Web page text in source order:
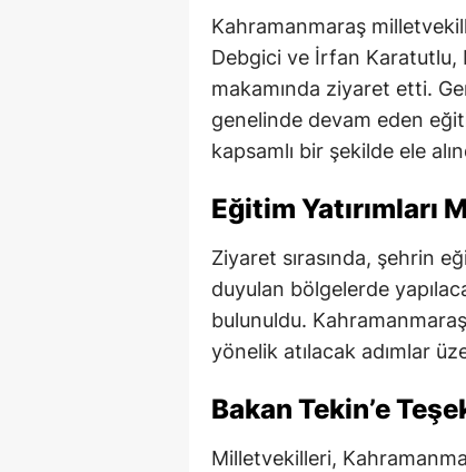
Kahramanmaraş
Debgici ve İrfan Karatutlu,
makamında ziyaret etti.
genelinde devam eden
kapsamlı bir şekilde ele
Eğitim Yatırımları
Ziyaret sırasında, şehrin
duyulan bölgelerde
bulunuldu.
yönelik atılacak adımlar
Bakan Tekin’e
Milletvekilleri,